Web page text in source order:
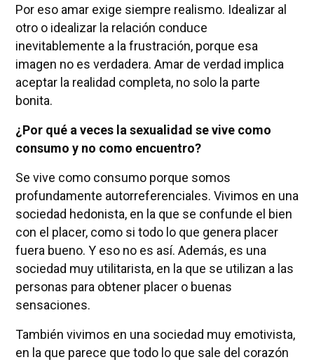
Por eso amar exige siempre realismo. Idealizar al
otro o idealizar la relación conduce
inevitablemente a la frustración, porque esa
imagen no es verdadera. Amar de verdad implica
aceptar la realidad completa, no solo la parte
bonita.
¿Por qué a veces la sexualidad se vive como
consumo y no como encuentro?
Se vive como consumo porque somos
profundamente autorreferenciales. Vivimos en una
sociedad hedonista, en la que se confunde el bien
con el placer, como si todo lo que genera placer
fuera bueno. Y eso no es así. Además, es una
sociedad muy utilitarista, en la que se utilizan a las
personas para obtener placer o buenas
sensaciones.
También vivimos en una sociedad muy emotivista,
en la que parece que todo lo que sale del corazón